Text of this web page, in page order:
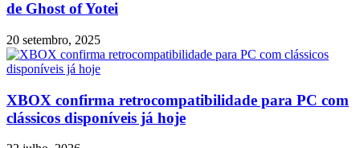
de Ghost of Yotei
20 setembro, 2025
XBOX confirma retrocompatibilidade para PC com
clássicos disponíveis já hoje